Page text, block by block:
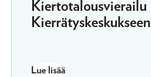
Kiertotalousvierailu
Kierrätyskeskukseen
Lue lisää